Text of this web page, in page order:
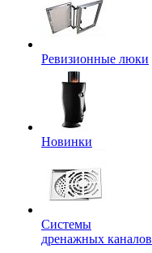
Ревизионные люки
Новинки
Системы
дренажных каналов